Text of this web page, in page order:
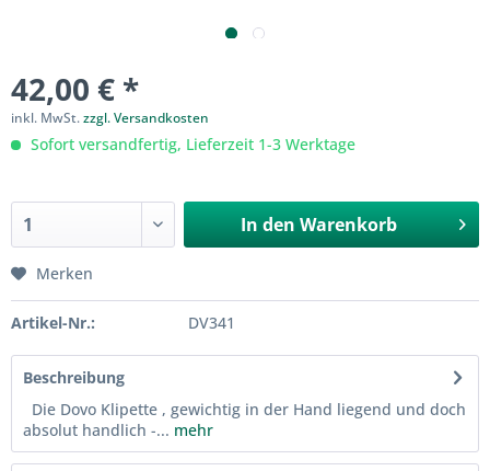
42,00 € *
inkl. MwSt.zzgl. Versandkosten
Sofort versandfertig, Lieferzeit 1-3 Werktage
In den Warenkorb
Merken
Artikel-Nr.: DV341
Beschreibung
Die Dovo Klipette , gewichtig in der Hand liegend und doch
absolut handlich -... mehr